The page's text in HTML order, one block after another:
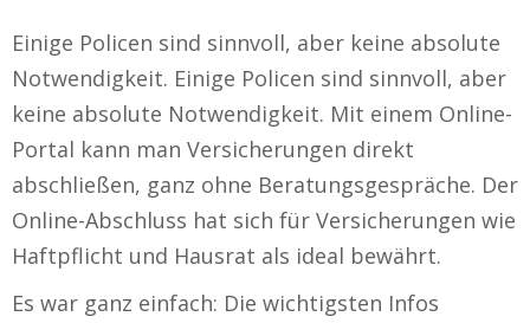
Einige Policen sind sinnvoll, aber keine absolute
Notwendigkeit. Einige Policen sind sinnvoll, aber
keine absolute Notwendigkeit. Mit einem Online-
Portal kann man Versicherungen direkt
abschließen, ganz ohne Beratungsgespräche. Der
Online-Abschluss hat sich für Versicherungen wie
Haftpflicht und Hausrat als ideal bewährt.
Es war ganz einfach: Die wichtigsten Infos